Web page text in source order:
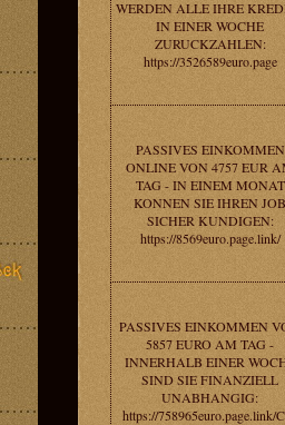
WERDEN ALLE IHRE
IN EINER WOCHE
ZURUCKZAHLEN:
https://3526589euro.page
PASSIVES EINKOMMEN
ONLINE VON 4757 EUR
TAG - IN EINEM MONAT
KONNEN SIE IHREN JOB
SICHER KUNDIGEN:
https://8569euro.page.link/
PASSIVES EINKOMMEN
5857 EURO AM TAG -
INNERHALB EINER
SIND SIE FINANZIELL
UNABHANGIG:
https://758965euro.page.link/